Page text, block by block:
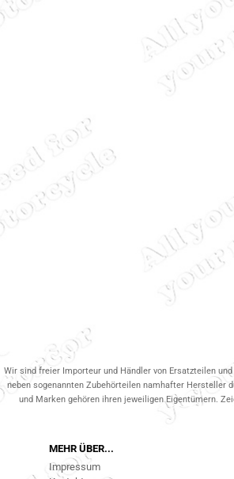
Wir sind freier Importeur und Händler von Ersatzteilen
neben sogenannten Zubehörteilen namhafter Hersteller
und Marken gehören ihren jeweiligen Eigentümern.
MEHR ÜBER...
Impressum